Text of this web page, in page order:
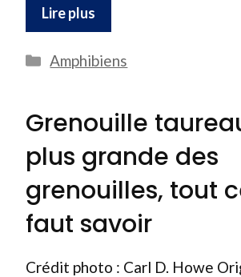
Lire plus
Catégories
Amphibiens
Grenouille
plus grande des
grenouilles, tout
faut savoir
Crédit photo : Carl D. Howe